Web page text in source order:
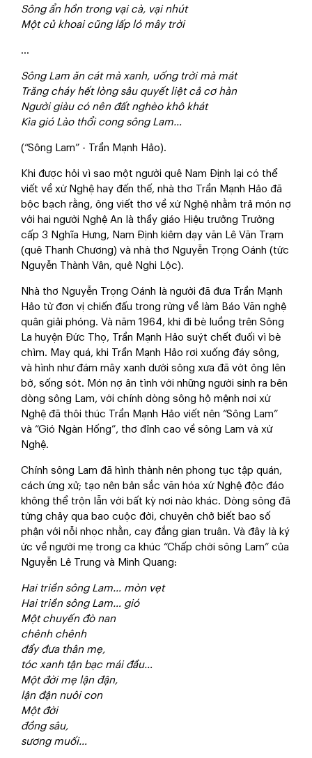
Sông ẩn hồn trong vại cà, vại nhút
Một củ khoai cũng lấp ló mây trời
…
Sông Lam ăn cát mà xanh, uống trời mà mát
Trăng cháy hết lòng sâu quyết liệt cả cơ hàn
Người giàu có nên đất nghèo khô khát
Kìa gió Lào thổi cong sông Lam…
(“Sông Lam” - Trần Mạnh Hảo).
Khi được hỏi vì sao một người quê Nam Định lại có thể
viết về xứ Nghệ hay đến thế, nhà thơ Trần Mạnh Hảo đã
bộc bạch rằng, ông viết thơ về xứ Nghệ nhằm trả món nợ
với hai người Nghệ An là thầy giáo Hiệu trưởng Trường
cấp 3 Nghĩa Hưng, Nam Định kiêm dạy văn Lê Văn Trạm
(quê Thanh Chương) và nhà thơ Nguyễn Trọng Oánh (tức
Nguyễn Thành Vân, quê Nghi Lộc).
Nhà thơ Nguyễn Trọng Oánh là người đã đưa Trần Mạnh
Hảo từ đơn vị chiến đấu trong rừng về làm Báo Văn nghệ
quân giải phóng. Và năm 1964, khi đi bè luồng trên Sông
La huyện Đức Thọ, Trần Mạnh Hảo suýt chết đuối vì bè
chìm. May quá, khi Trần Mạnh Hảo rơi xuống đáy sông,
và hình như đám mây xanh dưới sông xưa đã vớt ông lên
bờ, sống sót. Món nợ ân tình với những người sinh ra bên
dòng sông Lam, với chính dòng sông hộ mệnh nơi xứ
Nghệ đã thôi thúc Trần Mạnh Hảo viết nên “Sông Lam”
và “Gió Ngàn Hống”, thơ đỉnh cao về sông Lam và xứ
Nghệ.
Chính sông Lam đã hình thành nên phong tục tập quán,
cách ứng xử; tạo nên bản sắc văn hóa xứ Nghệ độc đáo
không thể trộn lẫn với bất kỳ nơi nào khác. Dòng sông đã
từng chảy qua bao cuộc đời, chuyên chở biết bao số
phận với nỗi nhọc nhằn, cay đắng gian truân. Và đây là ký
ức về người mẹ trong ca khúc “Chấp chới sông Lam” của
Nguyễn Lê Trung và Minh Quang:
Hai triền sông Lam… mòn vẹt
Hai triền sông Lam… gió
Một chuyến đò nan
chênh chênh
đẩy đưa thân mẹ,
tóc xanh tận bạc mái đầu…
Một đời mẹ lận đận,
lận đận nuôi con
Một đời
đồng sâu,
sương muối…